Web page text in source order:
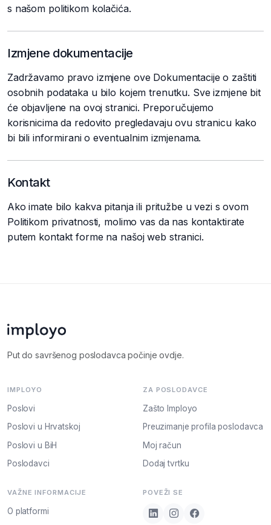
s našom politikom kolačića.
Izmjene dokumentacije
Zadržavamo pravo izmjene ove Dokumentacije o zaštiti
osobnih podataka u bilo kojem trenutku. Sve izmjene bit
će objavljene na ovoj stranici. Preporučujemo
korisnicima da redovito pregledavaju ovu stranicu kako
bi bili informirani o eventualnim izmjenama.
Kontakt
Ako imate bilo kakva pitanja ili pritužbe u vezi s ovom
Politikom privatnosti, molimo vas da nas kontaktirate
putem kontakt forme na našoj web stranici.
Put do savršenog poslodavca počinje ovdje.
IMPLOYO
Poslovi
Poslovi u Hrvatskoj
Poslovi u BiH
Poslodavci
ZA POSLODAVCE
Zašto Imployo
Preuzimanje profila poslodavca
Moj račun
Dodaj tvrtku
VAŽNE INFORMACIJE
O platformi
POVEŽI SE